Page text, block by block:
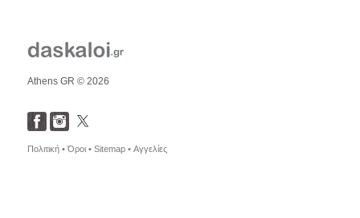
Athens GR © 2026
Πολιτική •Όροι • Sitemap • Αγγελίες